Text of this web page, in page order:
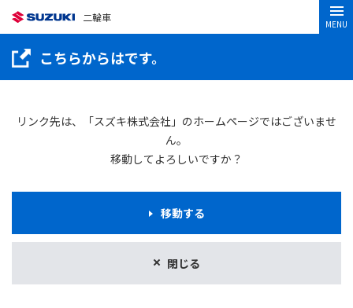
二輪車
MENU
こちらからはです。
リンク先は、「スズキ株式会社」のホームページではございませ
ん。
移動してよろしいですか？
閉じる
移動する